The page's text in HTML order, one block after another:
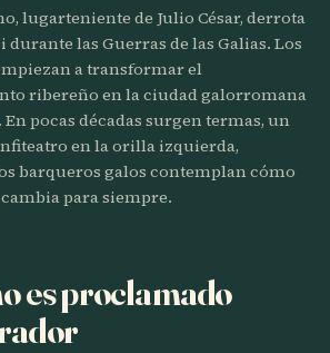
lugarteniente de Julio César, derrota
durante las Guerras de las Galias. Los
a transformar el
ribereño en la ciudad galorromana
pocas décadas surgen termas, un
en la orilla izquierda,
barqueros galos contemplan cómo
para siempre.
es proclamado